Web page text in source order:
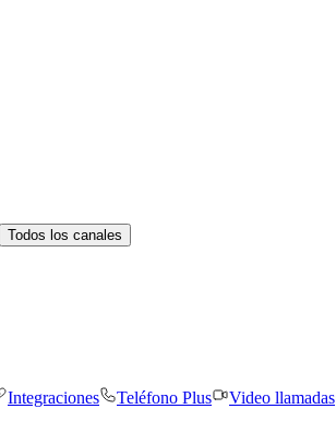
Todos los canales
Integraciones Teléfono Plus Video llamadas